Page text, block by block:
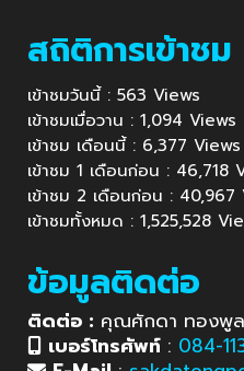
สถิติการเข้าชม
เข้าชมวันนี้ : 563 Views
เข้าชมเมื่อวาน : 1,094 Views
เข้าชม เดือนนี้ : 6,377 Views
เข้าชม 1 เดือนก่อน : 46,718
เข้าชม 2 เดือนก่อน : 40,967
เข้าชมทั้งหมด : 1,525,528
ข้อมูลติดต่อ
ติดต่อ : คุณศักดา ทองพูล
เบอร์โทรศัพท์ : 084-